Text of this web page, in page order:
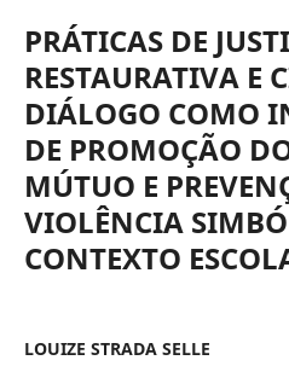
PRÁTICAS DE
RESTAURATIVA E
DIÁLOGO COMO
DE PROMOÇÃO
MÚTUO E
VIOLÊNCIA
CONTEXTO
LOUIZE STRADA SELLE